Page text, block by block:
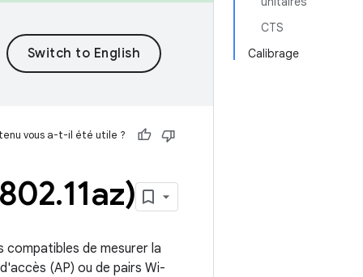
CTS
Calibrage
vous a-t-il été utile ?
.11az)
compatibles de mesurer la
(AP) ou de pairs Wi-